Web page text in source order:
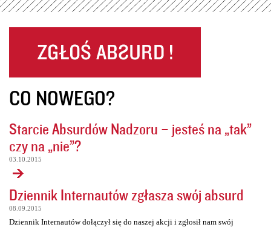
CO NOWEGO?
Starcie Absurdów Nadzoru – jesteś na „tak”
czy na „nie”?
03.10.2015
Dziennik Internautów zgłasza swój absurd
08.09.2015
Dziennik Internautów dołączył się do naszej akcji i zgłosił nam swój